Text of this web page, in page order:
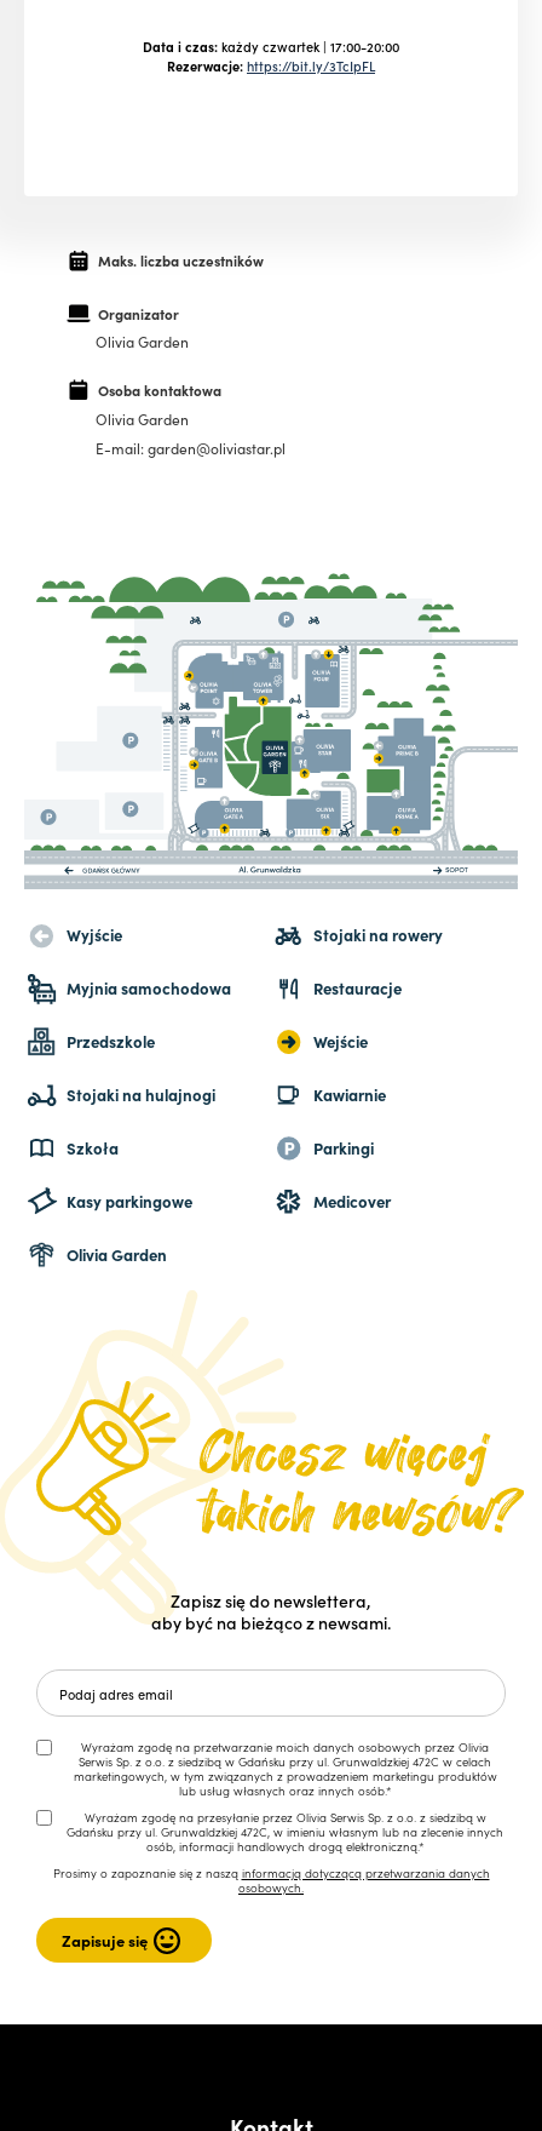
Data i czas:każdy czwartek | 17:00-20:00
Rezerwacje:https://bit.ly/3TcIpFL
Maks. liczba uczestników
Organizator
Olivia Garden
Osoba kontaktowa
Olivia Garden
E-mail: garden@oliviastar.pl
Wyjście Stojaki na rowery
Myjnia samochodowa Restauracje
Przedszkole Wejście
Stojaki na hulajnogi Kawiarnie
Szkoła Parkingi
Kasy parkingowe Medicover
Olivia Garden
Zapisz się do newslettera,
aby być na bieżąco z newsami.
Wyrażam zgodę na przetwarzanie moich danych osobowych przez Olivia
Serwis Sp. z o.o. z siedzibą w Gdańsku przy ul. Grunwaldzkiej 472C w celach
marketingowych, w tym związanych z prowadzeniem marketingu produktów
lub usług własnych oraz innych osób.*
Wyrażam zgodę na przesyłanie przez Olivia Serwis Sp. z o.o. z siedzibą w
Gdańsku przy ul. Grunwaldzkiej 472C, w imieniu własnym lub na zlecenie innych
osób, informacji handlowych drogą elektroniczną.*
Prosimy o zapoznanie się z naszą informacją dotyczącą przetwarzania danych
osobowych.